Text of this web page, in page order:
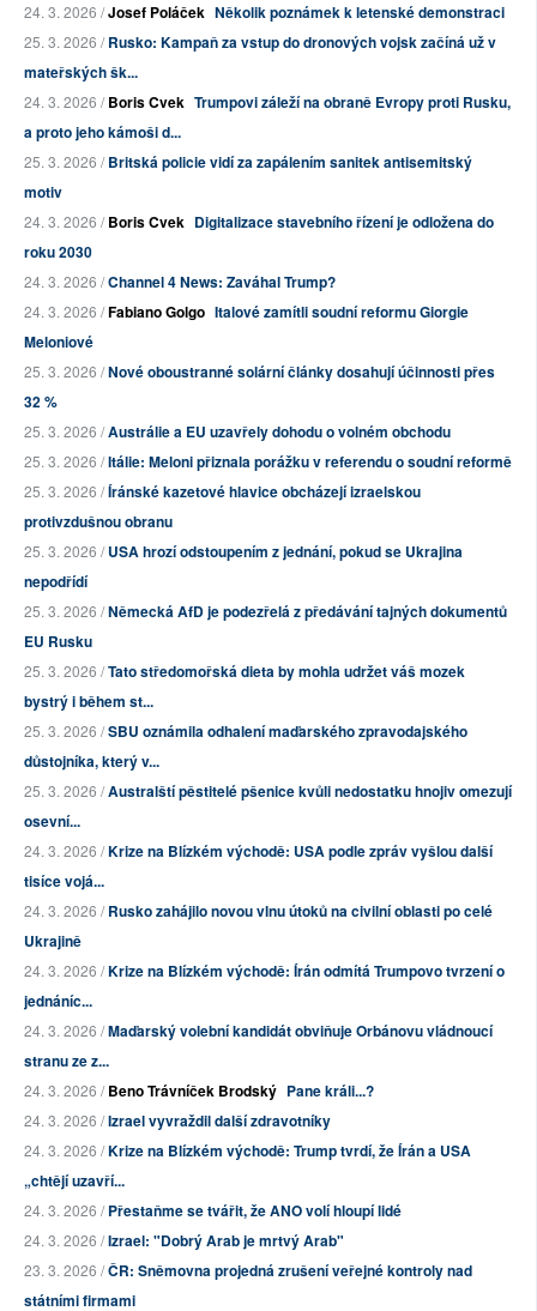
24. 3. 2026 /Josef Poláček Několik poznámek k letenské demonstraci
25. 3. 2026 /Rusko: Kampaň za vstup do dronových vojsk začíná už v
mateřských šk...
24. 3. 2026 /Boris Cvek Trumpovi záleží na obraně Evropy proti Rusku,
a proto jeho kámoši d...
25. 3. 2026 /Britská policie vidí za zapálením sanitek antisemitský
motiv
24. 3. 2026 /Boris Cvek Digitalizace stavebního řízení je odložena do
roku 2030
24. 3. 2026 /Channel 4 News: Zaváhal Trump?
24. 3. 2026 /Fabiano Golgo Italové zamítli soudní reformu Giorgie
Meloniové
25. 3. 2026 /Nové oboustranné solární články dosahují účinnosti přes
32 %
25. 3. 2026 /Austrálie a EU uzavřely dohodu o volném obchodu
25. 3. 2026 /Itálie: Meloni přiznala porážku v referendu o soudní reformě
25. 3. 2026 /Íránské kazetové hlavice obcházejí izraelskou
protivzdušnou obranu
25. 3. 2026 /USA hrozí odstoupením z jednání, pokud se Ukrajina
nepodřídí
25. 3. 2026 /Německá AfD je podezřelá z předávání tajných dokumentů
EU Rusku
25. 3. 2026 /Tato středomořská dieta by mohla udržet váš mozek
bystrý i během st...
25. 3. 2026 /SBU oznámila odhalení maďarského zpravodajského
důstojníka, který v...
25. 3. 2026 /Australští pěstitelé pšenice kvůli nedostatku hnojiv omezují
osevní...
24. 3. 2026 /Krize na Blízkém východě: USA podle zpráv vyšlou další
tisíce vojá...
24. 3. 2026 /Rusko zahájilo novou vlnu útoků na civilní oblasti po celé
Ukrajině
24. 3. 2026 /Krize na Blízkém východě: Írán odmítá Trumpovo tvrzení o
jednáníc...
24. 3. 2026 /Maďarský volební kandidát obviňuje Orbánovu vládnoucí
stranu ze z...
24. 3. 2026 /Beno Trávníček Brodský Pane králi...?
24. 3. 2026 /Izrael vyvraždil další zdravotníky
24. 3. 2026 /Krize na Blízkém východě: Trump tvrdí, že Írán a USA
„chtějí uzavří...
24. 3. 2026 /Přestaňme se tvářit, že ANO volí hloupí lidé
24. 3. 2026 /Izrael: "Dobrý Arab je mrtvý Arab"
23. 3. 2026 /ČR: Sněmovna projedná zrušení veřejné kontroly nad
státními firmami